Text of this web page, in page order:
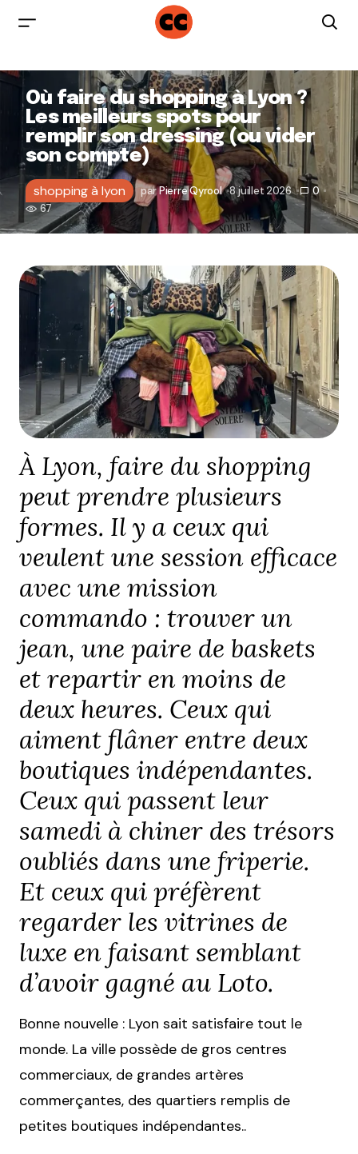
Où faire du shopping à Lyon ?
Les meilleurs spots pour
remplir son dressing (ou vider
son compte)
shopping à lyon parPierre Qyrool 8 juillet 2026
0
67
À Lyon, faire du shopping
peut prendre plusieurs
formes. Il y a ceux qui
veulent une session efficace
avec une mission
commando : trouver un
jean, une paire de baskets
et repartir en moins de
deux heures. Ceux qui
aiment flâner entre deux
boutiques indépendantes.
Ceux qui passent leur
samedi à chiner des trésors
oubliés dans une friperie.
Et ceux qui préfèrent
regarder les vitrines de
luxe en faisant semblant
d’avoir gagné au Loto.
Bonne nouvelle : Lyon sait satisfaire tout le
monde. La ville possède de gros centres
commerciaux, de grandes artères
commerçantes, des quartiers remplis de
petites boutiques indépendantes..